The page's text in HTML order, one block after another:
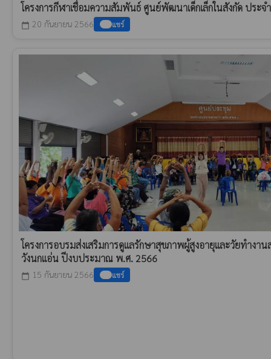
โครงการกีฬาเชื่อมความสัมพันธ์ ศูนย์พัฒนาเด็กเล็กในสังกัด ประ
calendar_today 20 กันยายน 2566 แชร์
โครงการอบรมส่งเสริมการดูแลรักษาสุขภาพผู้สูงอายุและวัยทำง
วังนกแอ่น ปีงบประมาณ พ.ศ. 2566
calendar_today 15 กันยายน 2566 แชร์